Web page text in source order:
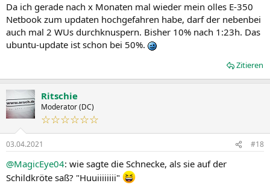
Da ich gerade nach x Monaten mal wieder mein olles E-350
Netbook zum updaten hochgefahren habe, darf der nebenbei
auch mal 2 WUs durchknuspern. Bisher 10% nach 1:23h. Das
ubuntu-update ist schon bei 50%.
Zitieren
Ritschie
Moderator (DC)
☆☆☆☆☆☆
03.04.2021 #18
@MagicEye04: wie sagte die Schnecke, als sie auf der
Schildkröte saß? "Huuiiiiiiii"